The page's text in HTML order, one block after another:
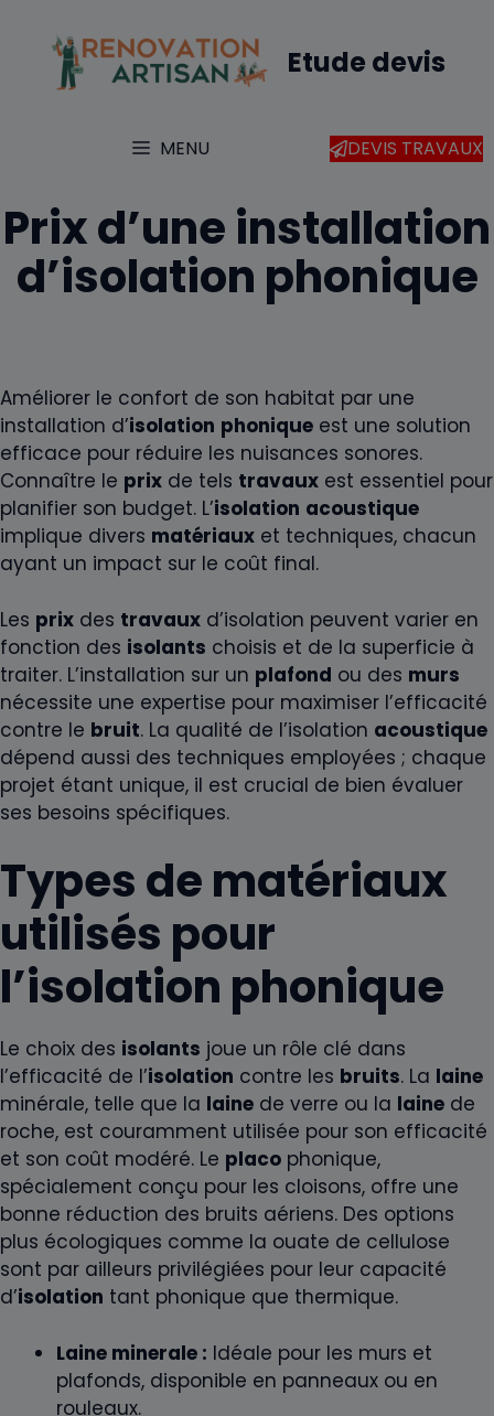
contenu
Etude devis
MENU DEVIS TRAVAUX
Prix d’une installation
d’isolation phonique
Améliorer le confort de son habitat par une
installation d’isolation phonique est une solution
efficace pour réduire les nuisances sonores.
Connaître le prix de tels travaux est essentiel pour
planifier son budget. L’isolation acoustique
implique divers matériaux et techniques, chacun
ayant un impact sur le coût final.
Les prix des travaux d’isolation peuvent varier en
fonction des isolants choisis et de la superficie à
traiter. L’installation sur un plafond ou des murs
nécessite une expertise pour maximiser l’efficacité
contre le bruit. La qualité de l’isolation acoustique
dépend aussi des techniques employées ; chaque
projet étant unique, il est crucial de bien évaluer
ses besoins spécifiques.
Types de matériaux
utilisés pour
l’isolation phonique
Le choix des isolants joue un rôle clé dans
l’efficacité de l’isolation contre les bruits. La laine
minérale, telle que la laine de verre ou la laine de
roche, est couramment utilisée pour son efficacité
et son coût modéré. Le placo phonique,
spécialement conçu pour les cloisons, offre une
bonne réduction des bruits aériens. Des options
plus écologiques comme la ouate de cellulose
sont par ailleurs privilégiées pour leur capacité
d’isolation tant phonique que thermique.
Laine minerale : Idéale pour les murs et
plafonds, disponible en panneaux ou en
rouleaux.